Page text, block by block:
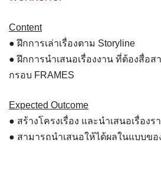
Content
● ฝึกการเล่าเรื่องตาม Storyline
● ฝึกการนำเสนอเรื่องงาน ที่ต้องสื่อส
กรอบ FRAMES
Expected Outcome
● สร้างโครงเรื่อง และนำเสนอเรื่อง
● สามารถนำเสนอให้ได้ผลในแบบขอ